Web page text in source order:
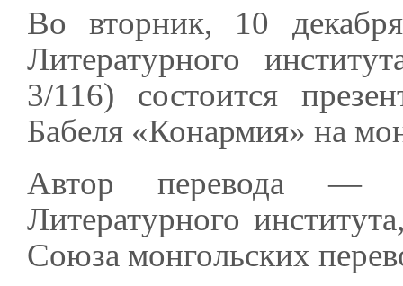
Во вторник, 10
Литературного
3/116) состоится
Бабеля «Конармия» на
Автор перевода —
Литературного
Союза монгольских